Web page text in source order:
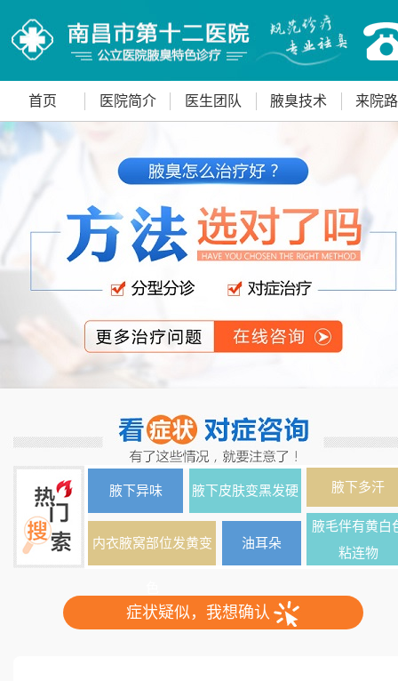
首页 医院简介 医生团队 腋臭技术 来院
腋下异味 腋下皮肤变黑发硬 腋下多汗
内衣腋窝部位发黄变 油耳朵
腋毛伴有黄白
粘连物
症状疑似，我想确认